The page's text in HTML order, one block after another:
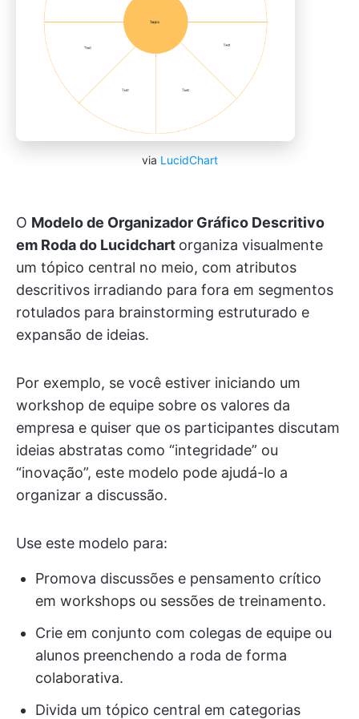
via LucidChart
O Modelo de Organizador Gráfico Descritivo
em Roda do Lucidchart organiza visualmente
um tópico central no meio, com atributos
descritivos irradiando para fora em segmentos
rotulados para brainstorming estruturado e
expansão de ideias.
Por exemplo, se você estiver iniciando um
workshop de equipe sobre os valores da
empresa e quiser que os participantes discutam
ideias abstratas como “integridade” ou
“inovação”, este modelo pode ajudá-lo a
organizar a discussão.
Use este modelo para:
Promova discussões e pensamento crítico
em workshops ou sessões de treinamento.
Crie em conjunto com colegas de equipe ou
alunos preenchendo a roda de forma
colaborativa.
Divida um tópico central em categorias